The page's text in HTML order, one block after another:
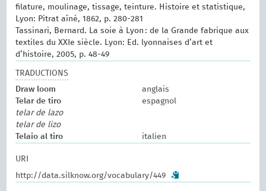
filature, moulinage, tissage, teinture. Histoire et statistique,
Lyon: Pitrat aîné, 1862, p. 280-281
Tassinari, Bernard. La soie à Lyon : de la Grande fabrique aux
textiles du XXIe siècle. Lyon: Ed. lyonnaises d’art et
d’histoire, 2005, p. 48-49
TRADUCTIONS
Draw loom
anglais
Telar de tiro
espagnol
telar de lazo
telar de lizo
Telaio al tiro
italien
URI
http://data.silknow.org/vocabulary/449